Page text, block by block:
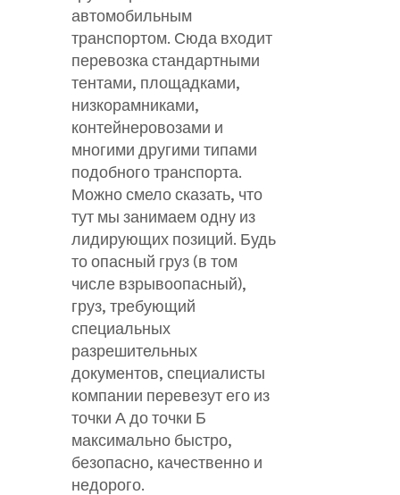
автомобильным
транспортом. Сюда входит
перевозка стандартными
тентами, площадками,
низкорамниками,
контейнеровозами и
многими другими типами
подобного транспорта.
Можно смело сказать, что
тут мы занимаем одну из
лидирующих позиций. Будь
то опасный груз (в том
числе взрывоопасный),
груз, требующий
специальных
разрешительных
документов, специалисты
компании перевезут его из
точки А до точки Б
максимально быстро,
безопасно, качественно и
недорого.